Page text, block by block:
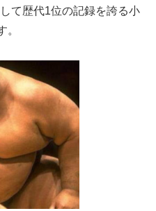
て歴代1位の記録を誇る小
。